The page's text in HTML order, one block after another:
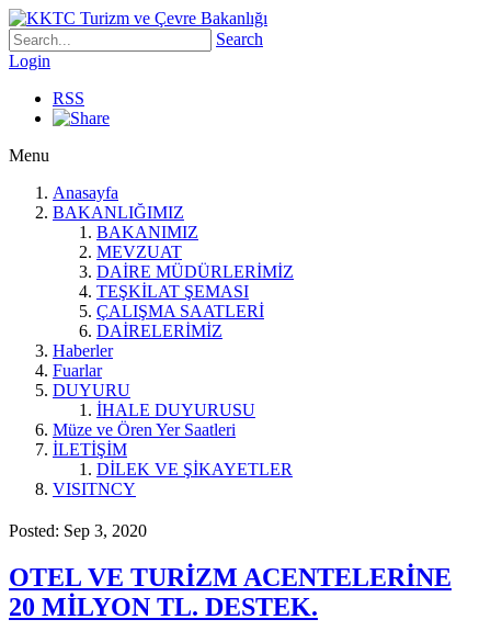
Search
Login
RSS
Menu
Anasayfa
BAKANLIĞIMIZ
BAKANIMIZ
MEVZUAT
DAİRE MÜDÜRLERİMİZ
TEŞKİLAT ŞEMASI
ÇALIŞMA SAATLERİ
DAİRELERİMİZ
Haberler
Fuarlar
DUYURU
İHALE DUYURUSU
Müze ve Ören Yer Saatleri
İLETİŞİM
DİLEK VE ŞİKAYETLER
VISITNCY
Posted: Sep 3, 2020
OTEL VE TURİZM ACENTELERİNE
20 MİLYON TL. DESTEK.